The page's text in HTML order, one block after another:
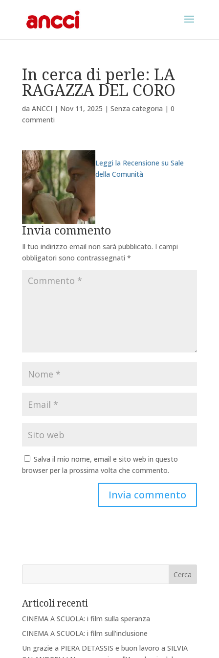
In cerca di perle: LA
RAGAZZA DEL CORO
da ANCCI | Nov 11, 2025 | Senza categoria | 0
commenti
Leggi la Recensione su Sale
della Comunità
Invia commento
Il tuo indirizzo email non sarà pubblicato. I campi
obbligatori sono contrassegnati *
Salva il mio nome, email e sito web in questo
browser per la prossima volta che commento.
Articoli recenti
CINEMA A SCUOLA: i film sulla speranza
CINEMA A SCUOLA: i film sull’inclusione
Un grazie a PIERA DETASSIS e buon lavoro a SILVIA